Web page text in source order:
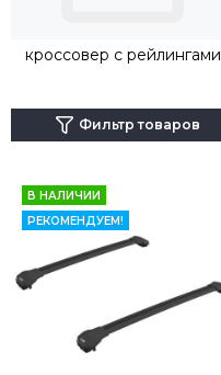
кроссовер с рейлингами
Фильтр товаров
В НАЛИЧИИ
РЕКОМЕНДУЕМ!